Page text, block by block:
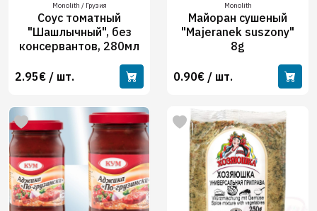
Monolith / Грузия
Соус томатный
"Шашлычный", без
консервантов, 280мл
2.95€ / шт.
Monolith
Майоран сушеный
"Majeranek suszony"
8g
0.90€ / шт.